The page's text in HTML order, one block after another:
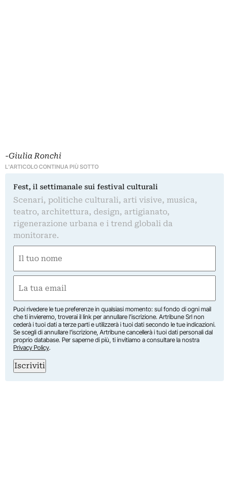
-Giulia Ronchi
L'ARTICOLO CONTINUA PIÙ SOTTO
Fest, il settimanale sui festival culturali
Scenari, politiche culturali, arti visive, musica,
teatro, architettura, design, artigianato,
rigenerazione urbana e i trend globali da
monitorare.
(Obbligatorio)
Nome
(Obbligatorio)
Puoi rivedere le tue preferenze in qualsiasi momento: sul fondo di ogni mail
che ti invieremo, troverai il link per annullare l’iscrizione. Artribune Srl non
cederà i tuoi dati a terze parti e utilizzerà i tuoi dati secondo le tue indicazioni.
Se scegli di annullare l’iscrizione, Artribune cancellerà i tuoi dati personali dal
proprio database. Per saperne di più, ti invitiamo a consultare la nostra
Privacy Policy.
Iscriviti